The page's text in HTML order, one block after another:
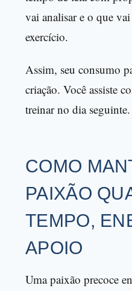
vai analisar e o que
exercício.
Assim, seu consumo
criação. Você assiste
treinar no dia seguinte.
COMO
PAIXÃO
TEMPO,
APOIO
Uma paixão precoce